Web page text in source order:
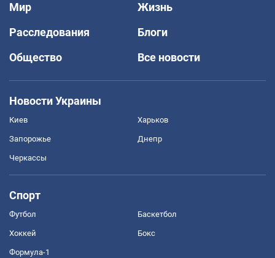
Мир
Жизнь
Расследования
Блоги
Общество
Все новости
Новости Украины
Киев Харьков
Запорожье Днепр
Черкассы
Спорт
Футбол Баскетбол
Хоккей Бокс
Формула-1